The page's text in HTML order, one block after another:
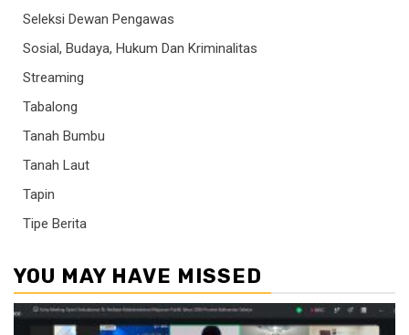
Seleksi Dewan Pengawas
Sosial, Budaya, Hukum Dan Kriminalitas
Streaming
Tabalong
Tanah Bumbu
Tanah Laut
Tapin
Tipe Berita
YOU MAY HAVE MISSED